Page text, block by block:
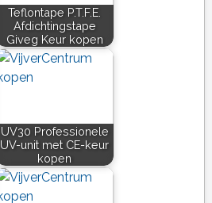
Teflontape P.T.F.E.
Afdichtingstape
Giveg Keur kopen
UV30 Professionele
UV-unit met CE-keur
kopen